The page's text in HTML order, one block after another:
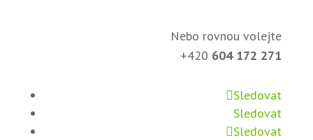
Nebo rovnou volejte
+420 604 172 271
Sledovat
Sledovat
Sledovat